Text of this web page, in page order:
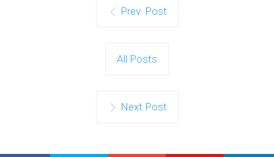
Prev. Post
All Posts
Next Post